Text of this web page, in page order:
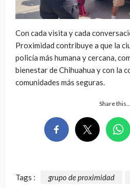
Con cada visita y cada
Proximidad contribuye a que la
policía más humana y cercana,
bienestar de Chihuahua y con la
comunidades más seguras.
Share this…
Tags : grupo de proximidad